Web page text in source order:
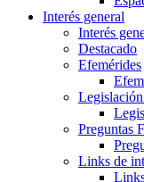
Interés general
Interés
Destacado
Efemérides
Preguntas
Links de